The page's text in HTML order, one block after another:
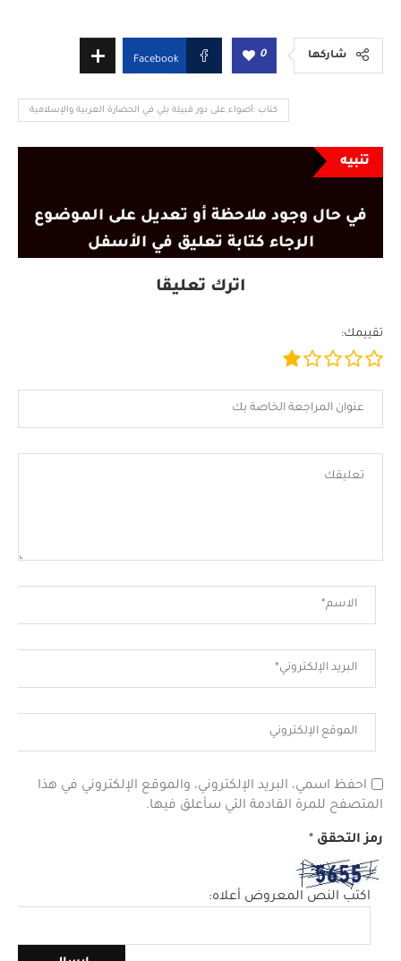
شاركها 0
Facebook
كتاب :أضواء على دور قبيلة بلي في الحضارة العربية والإسلامية
تنبيه
في حال وجود ملاحظة أو تعديل على الموضوع
الرجاء كتابة تعليق في الأسفل
اترك تعليقًا
تقييمك:
احفظ اسمي، البريد الإلكتروني، والموقع الإلكتروني في هذا
المتصفح للمرة القادمة التي سأعلق فيها.
رمز التحقق *
اكتب النص المعروض أعلاه: